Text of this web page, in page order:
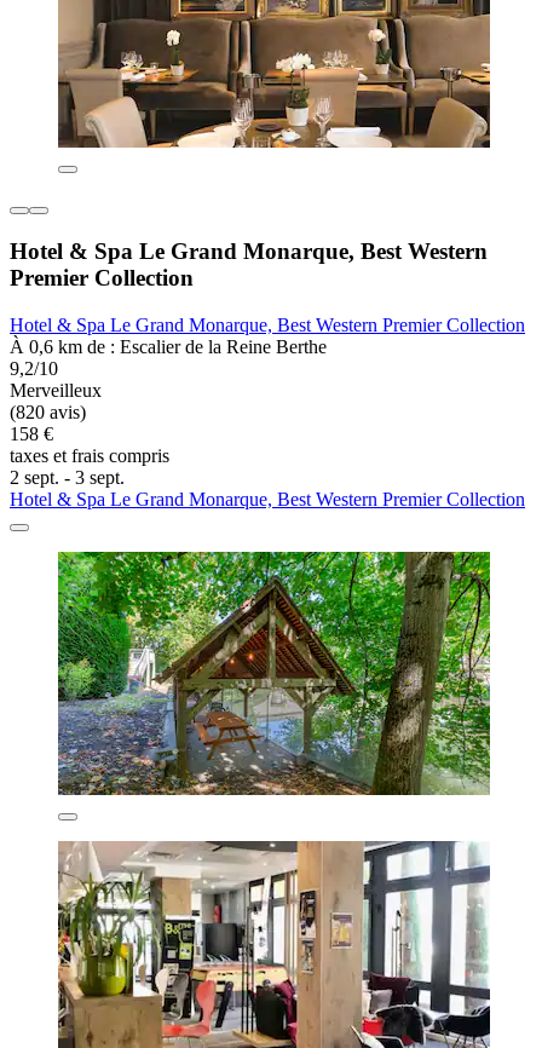
Hotel & Spa Le Grand Monarque, Best Western
Premier Collection
Hotel & Spa Le Grand Monarque, Best Western Premier Collection
À 0,6 km de : Escalier de la Reine Berthe
9,2/10
Merveilleux
(820 avis)
158 €
taxes et frais compris
2 sept. - 3 sept.
Hotel & Spa Le Grand Monarque, Best Western Premier Collection